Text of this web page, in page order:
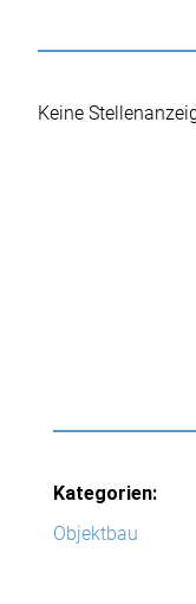
Keine
Kategorien:
Objektbau